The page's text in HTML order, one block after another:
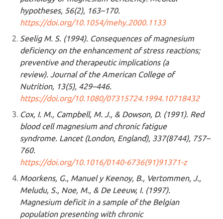
hypotheses, 56(2), 163–170.
https://doi.org/10.1054/mehy.2000.1133
Seelig M. S. (1994). Consequences of magnesium
deficiency on the enhancement of stress reactions;
preventive and therapeutic implications (a
review). Journal of the American College of
Nutrition, 13(5), 429–446.
https://doi.org/10.1080/07315724.1994.10718432
Cox, I. M., Campbell, M. J., & Dowson, D. (1991). Red
blood cell magnesium and chronic fatigue
syndrome. Lancet (London, England), 337(8744), 757–
760.
https://doi.org/10.1016/0140-6736(91)91371-z
Moorkens, G., Manuel y Keenoy, B., Vertommen, J.,
Meludu, S., Noe, M., & De Leeuw, I. (1997).
Magnesium deficit in a sample of the Belgian
population presenting with chronic